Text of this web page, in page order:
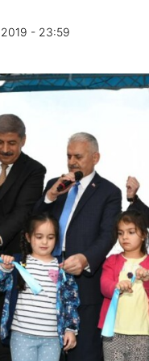
- 23:59